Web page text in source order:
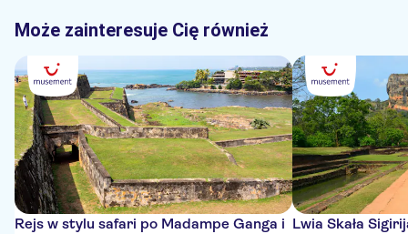
Może zainteresuje Cię również
Rejs w stylu safari po Madampe Ganga i Lwia Skała